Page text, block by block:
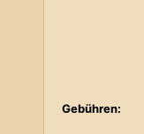
Gebühren: